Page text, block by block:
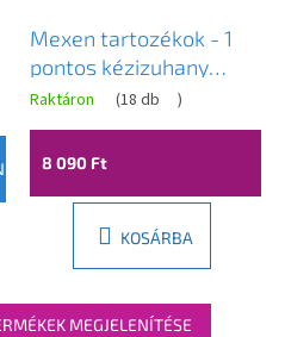
Mexen tartozékok - 1
pontos kézizuhany
készlet R-73, króm /
fehér, 785735052-02
Raktáron (18 db )
8 090 Ft
KOSÁRBA
MEGJELENÍTÉSE